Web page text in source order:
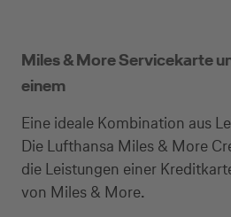
Miles & More Servicekarte
einem
Eine ideale Kombination aus
Die Lufthansa Miles & More
die Leistungen einer
von Miles & More.